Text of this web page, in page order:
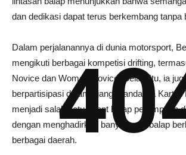
dan dedikasi dapat terus berkembang tanpa
Dalam perjalanannya di dunia motorsport,
mengikuti berbagai kompetisi drifting,
Novice dan Woman Novice. Selain itu, ia
berpartisipasi dalam ajang Mandalika Kartini
menjadi salah satu event balap perempuan
dengan menghadirkan banyak pembalap
berbagai daerah.